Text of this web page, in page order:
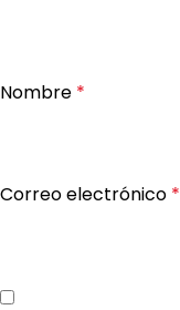
Nombre *
Correo electrónico *